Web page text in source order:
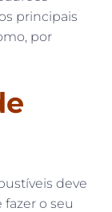
principais
por
deve
o seu